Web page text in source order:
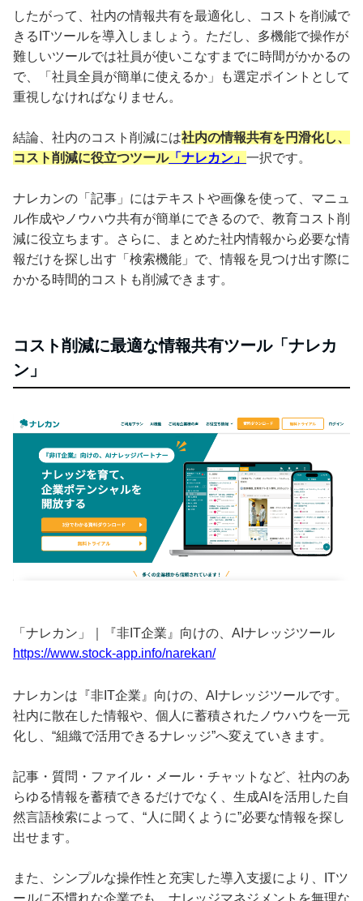
したがって、社内の情報共有を最適化し、コストを削減で
きるITツールを導入しましょう。ただし、多機能で操作が
難しいツールでは社員が使いこなすまでに時間がかかるの
で、「社員全員が簡単に使えるか」も選定ポイントとして
重視しなければなりません。
結論、社内のコスト削減には社内の情報共有を円滑化し、
コスト削減に役立つツール「ナレカン」 一択です。
ナレカンの「記事」にはテキストや画像を使って、マニュ
ル作成やノウハウ共有が簡単にできるので、教育コスト削
減に役立ちます。さらに、まとめた社内情報から必要な情
報だけを探し出す「検索機能」で、情報を見つけ出す際に
かかる時間的コストも削減できます。
コスト削減に最適な情報共有ツール「ナレカ
ン」
「ナレカン」｜『非IT企業』向けの、AIナレッジツール
https://www.stock-app.info/narekan/
ナレカンは『非IT企業』向けの、AIナレッジツールです。
社内に散在した情報や、個人に蓄積されたノウハウを一元
化し、“組織で活用できるナレッジ”へ変えていきます。
記事・質問・ファイル・メール・チャットなど、社内のあ
らゆる情報を蓄積できるだけでなく、生成AIを活用した自
然言語検索によって、“人に聞くように”必要な情報を探し
出せます。
また、シンプルな操作性と充実した導入支援により、ITツ